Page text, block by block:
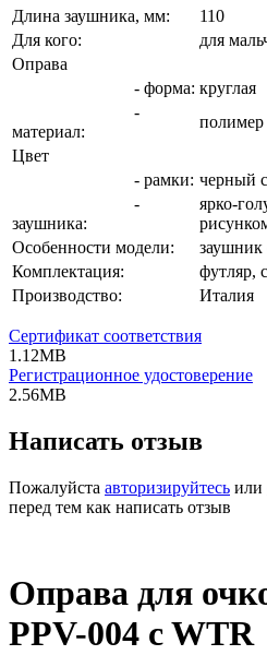
Длина заушника, мм:
110
Для кого:
для
Оправа
- форма: круглая
-
материал:
полимер
Цвет
- рамки: черный
-
заушника:
ярко-
Особенности модели:
заушник
Комплектация:
футляр,
Производство:
Италия
Сертификат соответствия
1.12MB
Регистрационное удостоверение
2.56MB
Написать отзыв
Пожалуйста авторизируйтесь или
перед тем как написать отзыв
Оправа для
PPV-004 c WTR